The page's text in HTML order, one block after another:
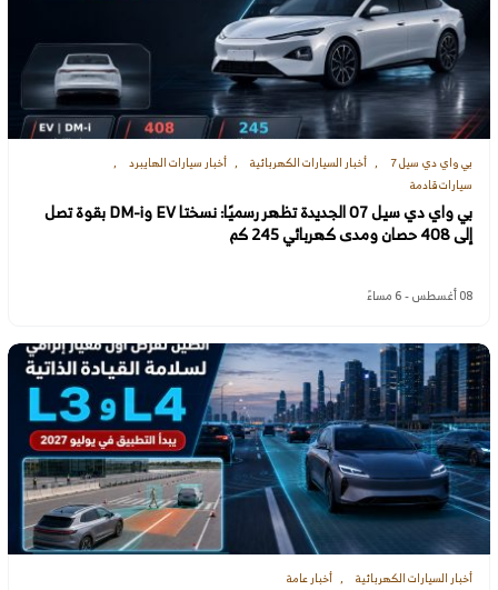
بي واي دي سيل 7 أخبار السيارات الكهربائية
أخبار سيارات الهايبرد
سيارات قادمة
بي واي دي سيل 07 الجديدة تظهر رسميًا: نسختا EV وDM-i بقوة تصل
إلى 408 حصان ومدى كهربائي 245 كم
08 أغسطس - 6 مساءً
أخبار السيارات الكهربائية أخبار عامة